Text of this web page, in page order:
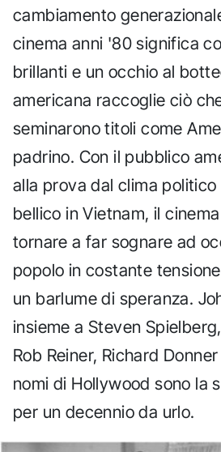
cambiamento
cinema anni '80 significa
brillanti e un occhio al
americana raccoglie ciò
seminarono titoli come
padrino. Con il pubblico
alla prova dal clima
bellico in Vietnam, il
tornare a far sognare ad
popolo in costante
un barlume di speranza.
insieme a Steven
Rob Reiner, Richard
nomi di Hollywood sono la
per un decennio da urlo.